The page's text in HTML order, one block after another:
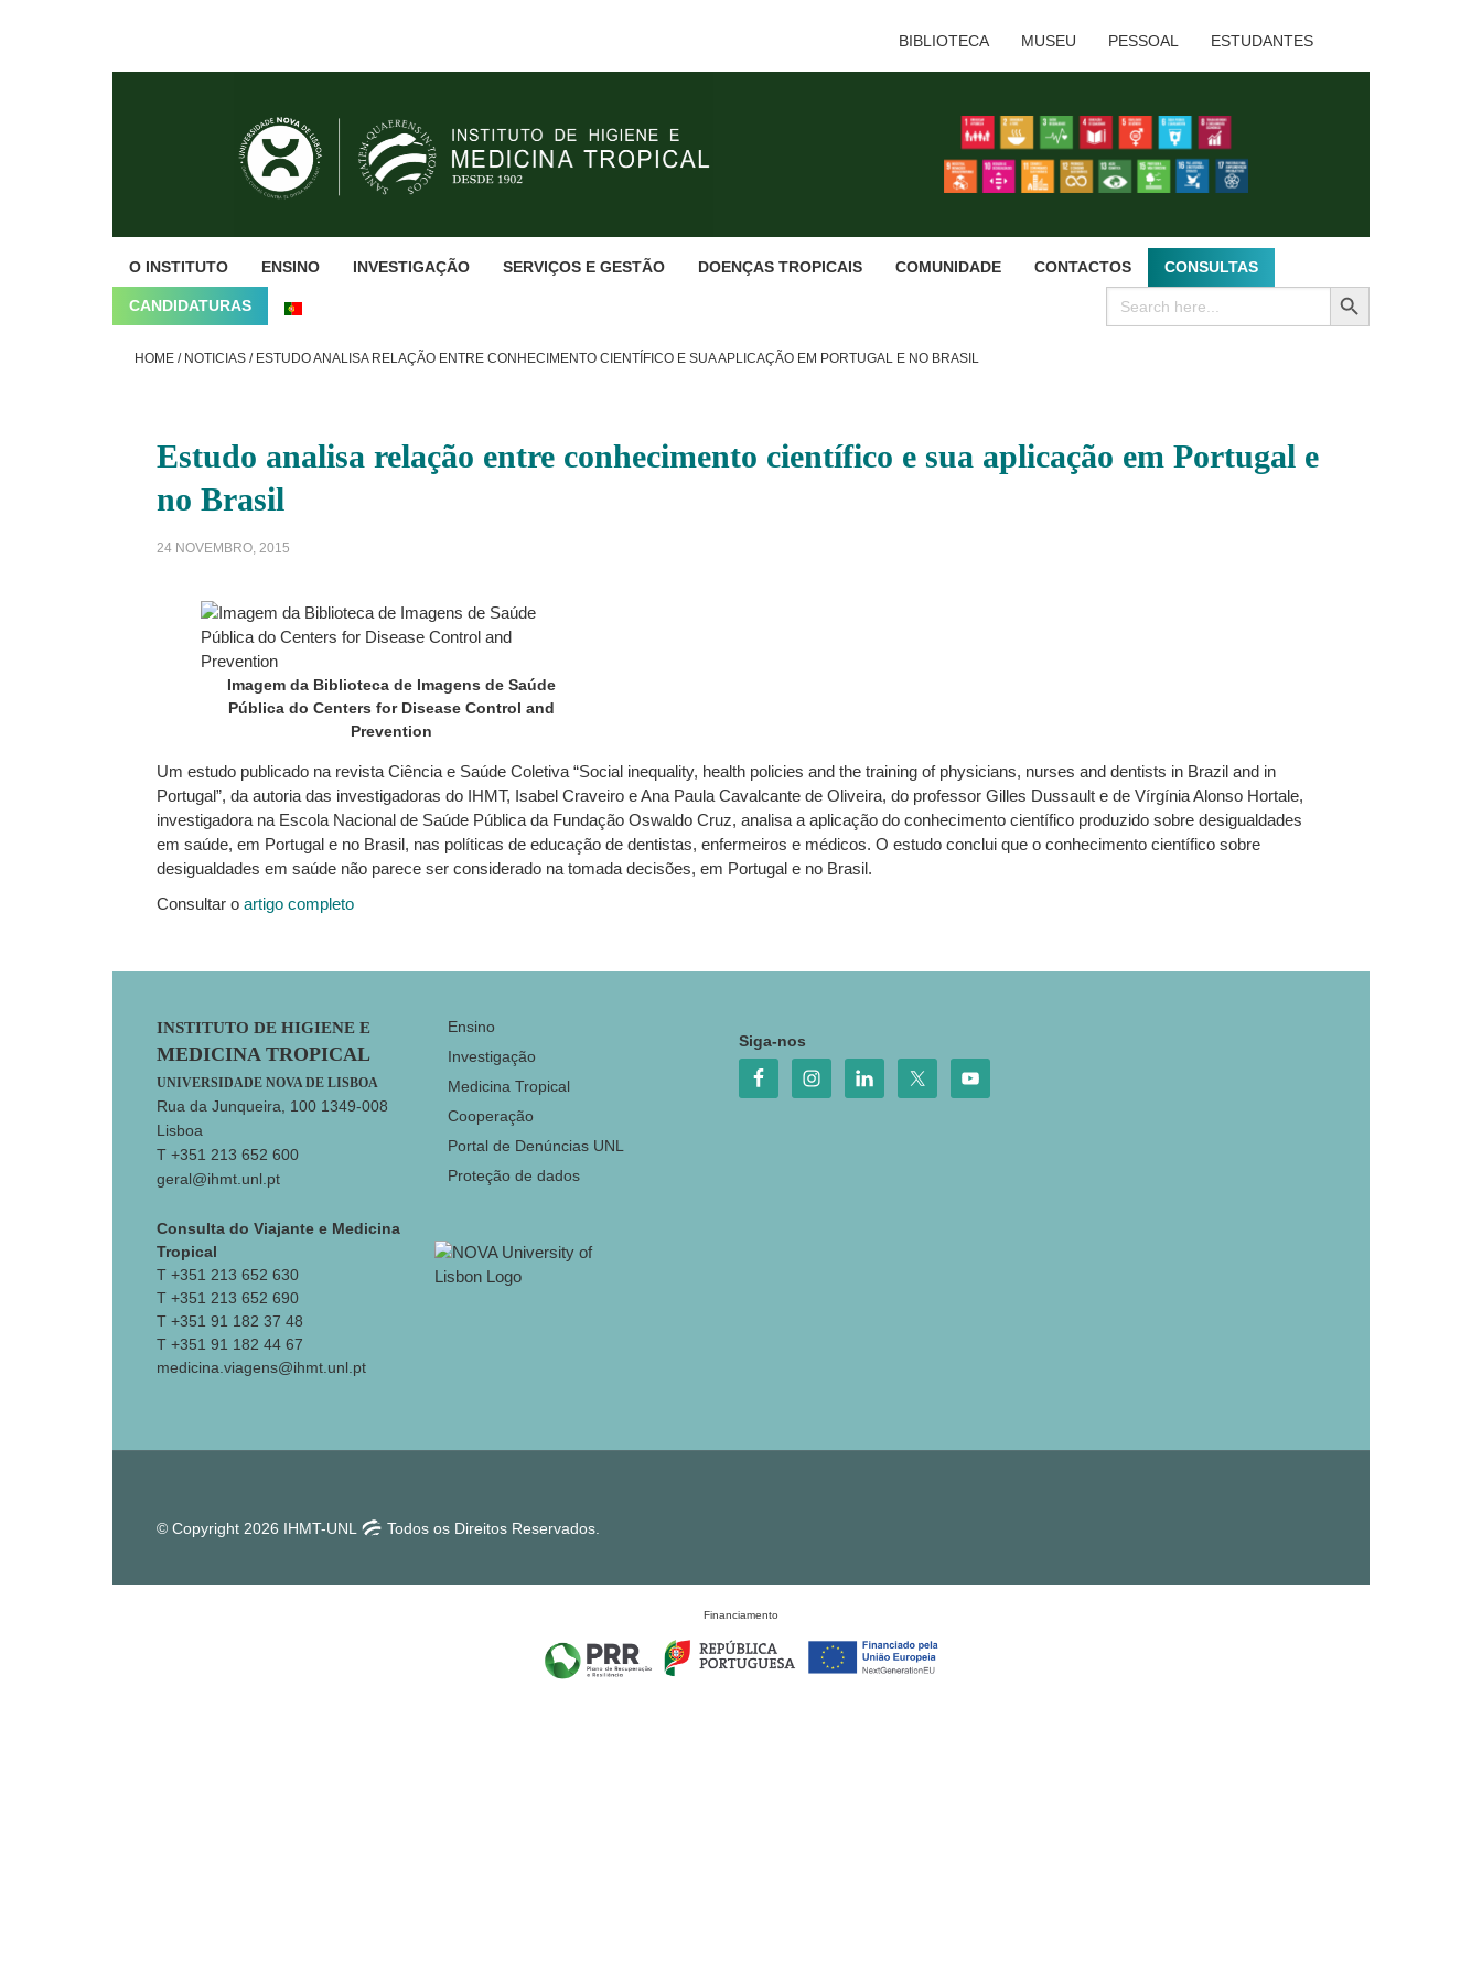
BIBLIOTECA MUSEU PESSOAL ESTUDANTES
O INSTITUTO ENSINO INVESTIGAÇÃO SERVIÇOS E GESTÃO DOENÇAS TROPICAIS COMUNIDADE CONTACTOS CONSULTAS
CANDIDATURAS
Search
for:
SEARCH BUTTON
HOME / NOTICIAS /ESTUDO ANALISA RELAÇÃO ENTRE CONHECIMENTO CIENTÍFICO E SUA APLICAÇÃO EM PORTUGAL E NO BRASIL
Estudo analisa relação entre conhecimento científico e sua aplicação em Portugal e
no Brasil
24 NOVEMBRO, 2015
Imagem da Biblioteca de Imagens de Saúde
Pública do Centers for Disease Control and
Prevention
Um estudo publicado na revista Ciência e Saúde Coletiva “Social inequality, health policies and the training of physicians, nurses and dentists in Brazil and in
Portugal”, da autoria das investigadoras do IHMT, Isabel Craveiro e Ana Paula Cavalcante de Oliveira, do professor Gilles Dussault e de Vírgínia Alonso Hortale,
investigadora na Escola Nacional de Saúde Pública da Fundação Oswaldo Cruz, analisa a aplicação do conhecimento científico produzido sobre desigualdades
em saúde, em Portugal e no Brasil, nas políticas de educação de dentistas, enfermeiros e médicos. O estudo conclui que o conhecimento científico sobre
desigualdades em saúde não parece ser considerado na tomada decisões, em Portugal e no Brasil.
Consultar o artigo completo
Footer
INSTITUTO DE HIGIENE E
MEDICINA TROPICAL
UNIVERSIDADE NOVA DE LISBOA
Rua da Junqueira, 100 1349-008
Lisboa
T +351 213 652 600
geral@ihmt.unl.pt
Consulta do Viajante e Medicina
Tropical
T +351 213 652 630
T +351 213 652 690
T +351 91 182 37 48
T +351 91 182 44 67
medicina.viagens@ihmt.unl.pt
Ensino
Investigação
Medicina Tropical
Cooperação
Portal de Denúncias UNL
Proteção de dados
Siga-nos
© Copyright 2026 IHMT-UNL Todos os Direitos Reservados.
Financiamento